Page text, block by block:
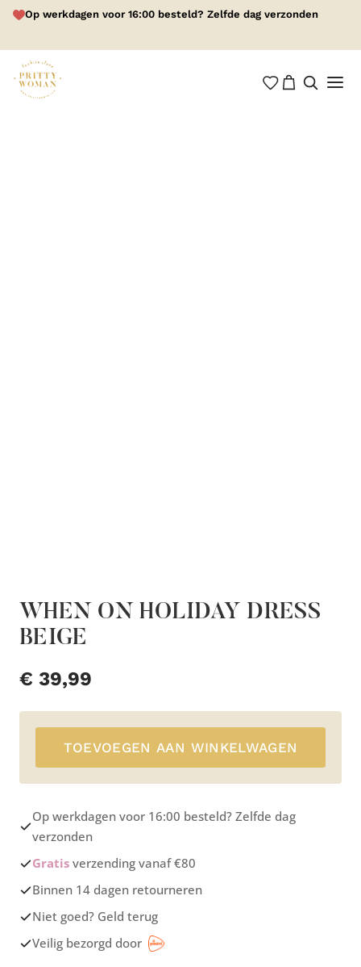
Op werkdagen voor 16:00 besteld? Zelfde dag verzonden
WHEN ON HOLIDAY DRESS
BEIGE
€ 39,99
TOEVOEGEN AAN WINKELWAGEN
Op werkdagen voor 16:00 besteld? Zelfde dag
verzonden
Gratis verzending vanaf €80
Binnen 14 dagen retourneren
Niet goed? Geld terug
Veilig bezorgd door